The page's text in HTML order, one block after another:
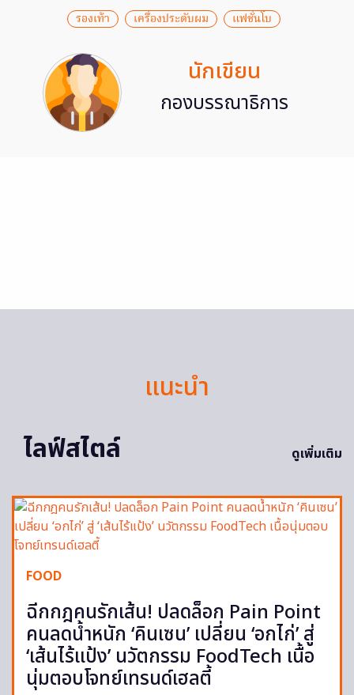
รองเท้า เครื่องประดับผม แฟชั่นโบ
นักเขียน
กองบรรณาธิการ
แนะนำ
ไลฟ์สไตล์
ดูเพิ่มเติม
FOOD
ฉีกกฎคนรักเส้น! ปลดล็อก Pain Point
คนลดน้ำหนัก ‘คินเซน’ เปลี่ยน ‘อกไก่’ สู่
‘เส้นไร้แป้ง’ นวัตกรรม FoodTech เนื้อ
นุ่มตอบโจทย์เทรนด์เฮลตี้